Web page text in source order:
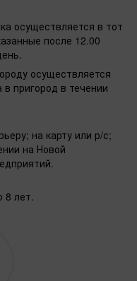
осуществляется в тот
после 12.00
осуществляется
пригород в течении
на карту или р/с;
на Новой
8 лет.